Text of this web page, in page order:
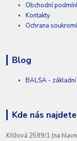
Obchodní
Kontakty
Ochrana soukromí
Blog
BALSA -
Kde nás najdete
Křížová 2599/1 (na